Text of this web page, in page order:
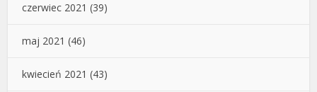
czerwiec 2021 (39)
maj 2021 (46)
kwiecień 2021 (43)